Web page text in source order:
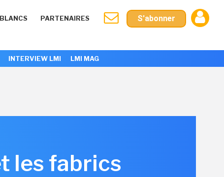
PARTENAIRES S'abonner
INTERVIEW LMI LMI MAG
les fabrics